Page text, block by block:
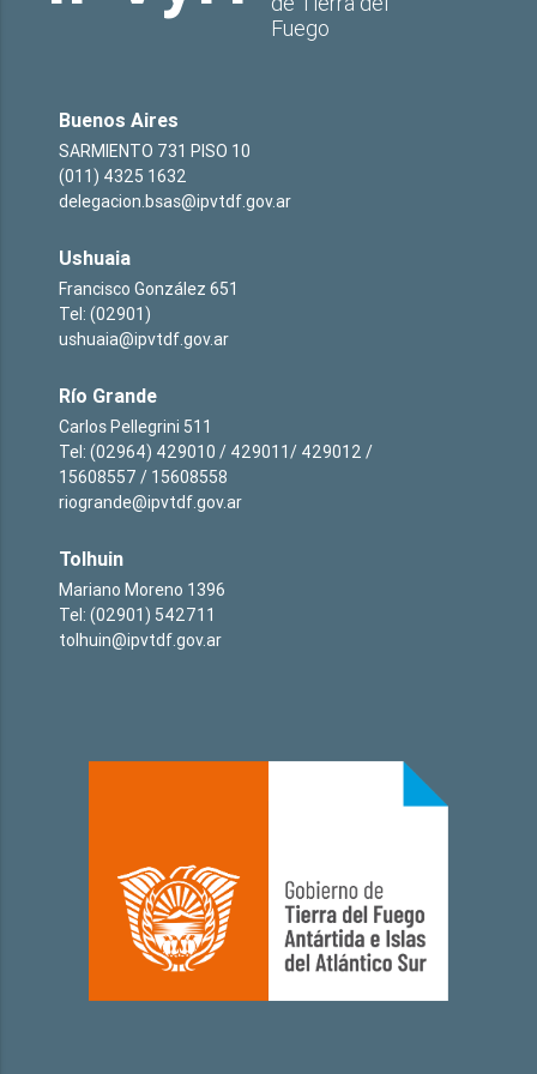
Fuego
Buenos Aires
SARMIENTO 731 PISO 10
(011) 4325 1632
delegacion.bsas@ipvtdf.gov.ar
Ushuaia
Francisco González 651
Tel: (02901)
ushuaia@ipvtdf.gov.ar
Río Grande
Carlos Pellegrini 511
Tel: (02964) 429010 / 429011/ 429012 /
15608557 / 15608558
riogrande@ipvtdf.gov.ar
Tolhuin
Mariano Moreno 1396
Tel: (02901) 542711
tolhuin@ipvtdf.gov.ar